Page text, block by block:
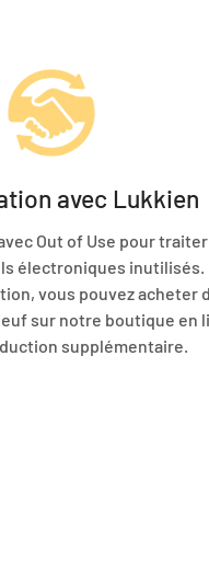
avec Lukkien
Out of Use pour
électroniques inutilisés.
vous pouvez acheter
sur notre boutique en
supplémentaire.